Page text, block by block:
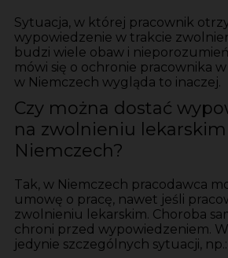
Sytuacja, w której pracownik
wypowiedzenie w trakcie
budzi wiele obaw i
mówi się o ochronie pracownika
w Niemczech wygląda to inaczej.
Czy można dostać
na zwolnieniu
Niemczech?
Tak, w Niemczech pracodawca
umowę o pracę, nawet jeśli
zwolnieniu lekarskim. Choroba
chroni przed wypowiedzeniem.
jedynie szczególnych sytuacji, np.: